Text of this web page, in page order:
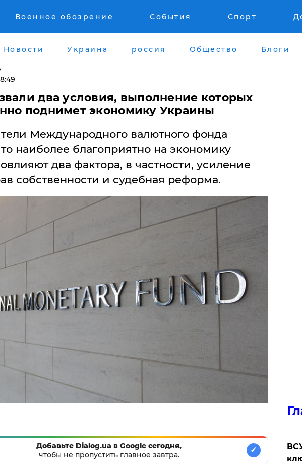
Военное обозрение События Спорт
Новости Украина россия Общество Блоги
два условия, выполнение которых
поднимет экономику Украины
Международного валютного фонда
наиболее благоприятно на экономику
два фактора, в частности, усиление
собственности и судебная реформа.
Добавьте Dialog.ua в Google сегодня,
чтобы не пропустить главное завтра.
✓